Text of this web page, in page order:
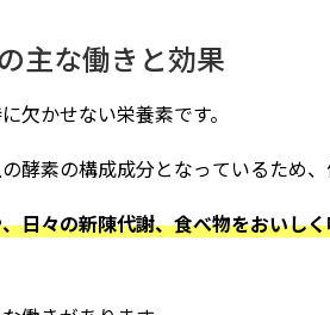
主な働きと効果
欠かせない栄養素です。
酵素の構成成分となっているため
日々の新陳代謝、食べ物をおいし